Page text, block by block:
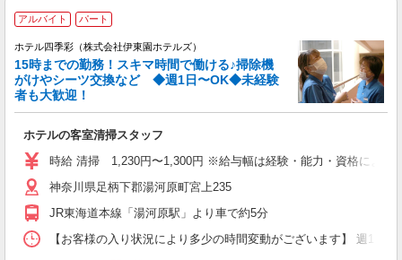
アルバイト パート
ホテル四季彩（株式会社伊東園ホテルズ）
15時までの勤務！スキマ時間で働ける♪掃除機
がけやシーツ交換など ◆週1日〜OK◆未経験
者も大歓迎！
ホテルの客室清掃スタッフ
時給 清掃 1,230円〜1,300円 ※給与幅は経験・能力・資格による
神奈川県足柄下郡湯河原町宮上235
JR東海道本線「湯河原駅」より車で約5分
【お客様の入り状況により多少の時間変動がございます】 週1日